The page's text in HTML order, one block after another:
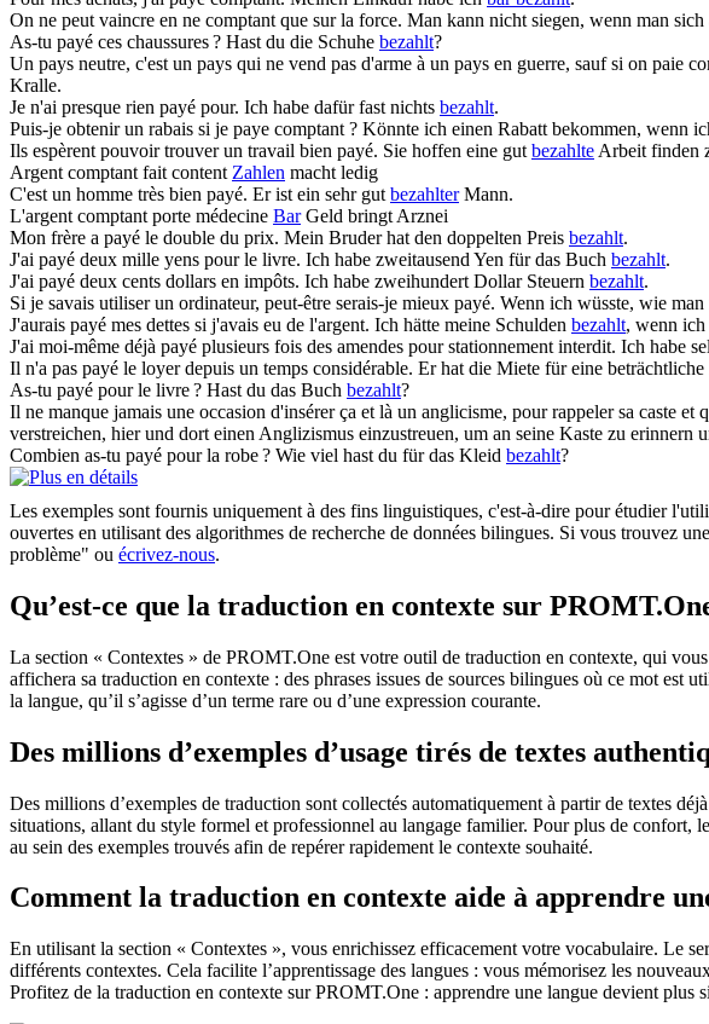
On ne peut vaincre en ne comptant que sur la force. Man kann nicht siegen, wenn man sich
As-tu payé ces chaussures ? Hast du die Schuhe bezahlt?
Un pays neutre, c'est un pays qui ne vend pas d'arme à un pays en guerre, sauf si on paie
Kralle.
Je n'ai presque rien payé pour. Ich habe dafür fast nichts bezahlt.
Puis-je obtenir un rabais si je paye comptant ? Könnte ich einen Rabatt bekommen, wenn
Ils espèrent pouvoir trouver un travail bien payé. Sie hoffen eine gut bezahlte Arbeit finden
Argent comptant fait content Zahlen macht ledig
C'est un homme très bien payé. Er ist ein sehr gut bezahlterMann.
L'argent comptant porte médecine BarGeld bringt Arznei
Mon frère a payé le double du prix. Mein Bruder hat den doppelten Preis bezahlt.
J'ai payé deux mille yens pour le livre. Ich habe zweitausend Yen für das Buch bezahlt.
J'ai payé deux cents dollars en impôts. Ich habe zweihundert Dollar Steuern bezahlt.
Si je savais utiliser un ordinateur, peut-être serais-je mieux payé. Wenn ich wüsste, wie
J'aurais payé mes dettes si j'avais eu de l'argent. Ich hätte meine Schulden bezahlt, wenn ich
J'ai moi-même déjà payé plusieurs fois des amendes pour stationnement interdit. Ich habe
Il n'a pas payé le loyer depuis un temps considérable. Er hat die Miete für eine
As-tu payé pour le livre ? Hast du das Buch bezahlt?
Il ne manque jamais une occasion d'insérer ça et là un anglicisme, pour rappeler sa caste et
verstreichen, hier und dort einen Anglizismus einzustreuen, um an seine Kaste zu
Combien as-tu payé pour la robe ? Wie viel hast du für das Kleid bezahlt?
Les exemples sont fournis uniquement à des fins linguistiques, c'est-à-dire pour étudier
ouvertes en utilisant des algorithmes de recherche de données bilingues. Si vous trouvez
problème" ou écrivez-nous.
Qu’est-ce que la traduction en contexte sur
La section « Contextes » de PROMT.One est votre outil de traduction en contexte, qui
affichera sa traduction en contexte : des phrases issues de sources bilingues où ce mot est
la langue, qu’il s’agisse d’un terme rare ou d’une expression courante.
Des millions d’exemples d’usage tirés de textes
Des millions d’exemples de traduction sont collectés automatiquement à partir de textes
situations, allant du style formel et professionnel au langage familier. Pour plus de confort,
au sein des exemples trouvés afin de repérer rapidement le contexte souhaité.
Comment la traduction en contexte aide à apprendre
En utilisant la section « Contextes », vous enrichissez efficacement votre vocabulaire. Le
différents contextes. Cela facilite l’apprentissage des langues : vous mémorisez les
Profitez de la traduction en contexte sur PROMT.One : apprendre une langue devient plus